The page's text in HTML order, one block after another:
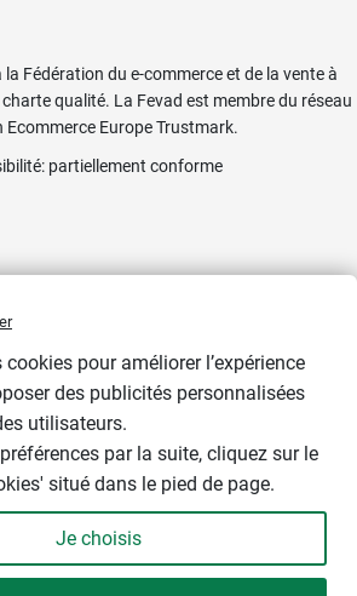
- +
la Fédération du e-commerce et de la vente à
qualité. La Fevad est membre du réseau
Ecommerce Europe Trustmark.
: partiellement conforme
pour améliorer l’expérience
des publicités personnalisées
utilisateurs.
par la suite, cliquez sur le
situé dans le pied de page.
Je choisis